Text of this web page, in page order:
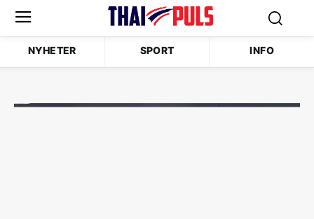
NYHETER SPORT INFO